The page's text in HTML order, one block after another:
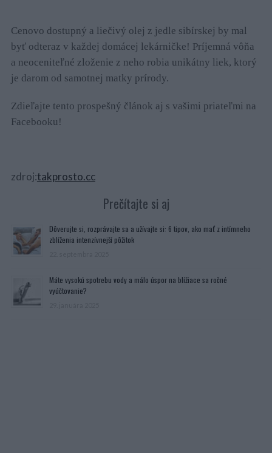
Cenovo dostupný a liečivý olej z jedle sibírskej by mal
byť odteraz v každej domácej lekárničke! Príjemná vôňa
a neoceniteľné zloženie z neho robia unikátny liek, ktorý
je darom od samotnej matky prírody.
Zdieľajte tento prospešný článok aj s vašimi priateľmi na
Facebooku!
zdroj:takprosto.cc
Prečítajte si aj
Dôverujte si, rozprávajte sa a užívajte si: 6 tipov, ako mať z intímneho
zblíženia intenzívnejší pôžitok
Máte vysokú spotrebu vody a málo úspor na blížiace sa ročné
vyúčtovanie?